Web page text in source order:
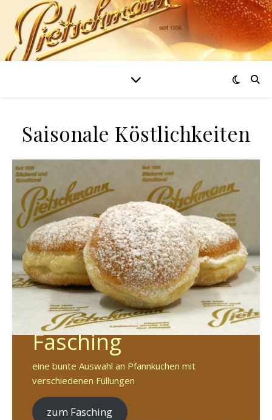
Saisonale Köstlichkeiten
Fasching
eine bunte Auswahl an Pfannkuchen mit
verschiedenen Füllungen
zum Fasching